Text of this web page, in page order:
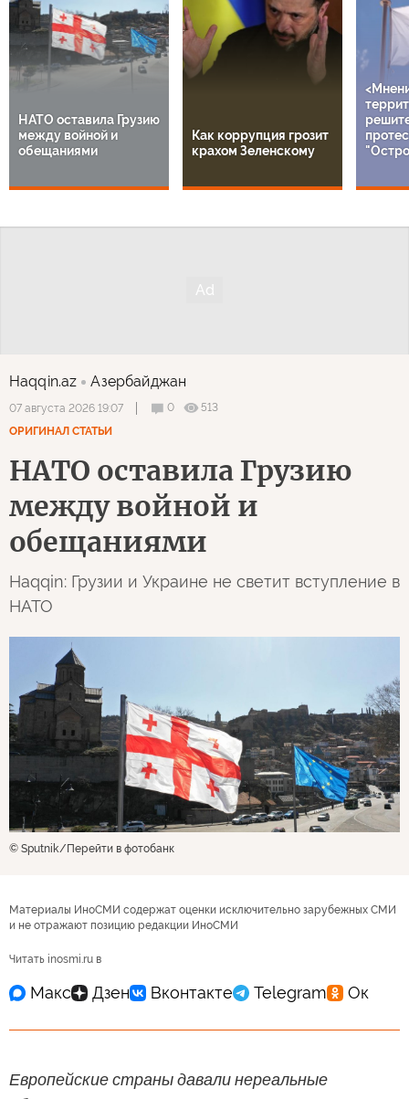
НАТО оставила Грузию
между войной и
обещаниями
Как коррупция грозит
крахом Зеленскому
Haqqin.az Азербайджан
07 августа 2026 19:07 0
513
ОРИГИНАЛ СТАТЬИ
НАТО оставила Грузию
между войной и
обещаниями
Haqqin: Грузии и Украине не светит вступление в
НАТО
© Sputnik Перейти в фотобанк
Материалы ИноСМИ содержат оценки исключительно зарубежных СМИ
и не отражают позицию редакции ИноСМИ
Читать inosmi.ru в
Европейские страны давали нереальные